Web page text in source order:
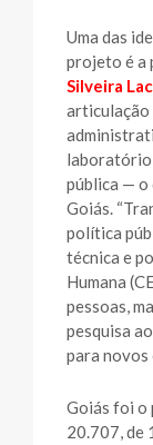
Uma das
projeto é a
Silveira
articulação
laboratório
pública — o
Goiás.
política
técnica e
Humana
pessoas,
pesquisa
para novos
Goiás foi o
20.707, de